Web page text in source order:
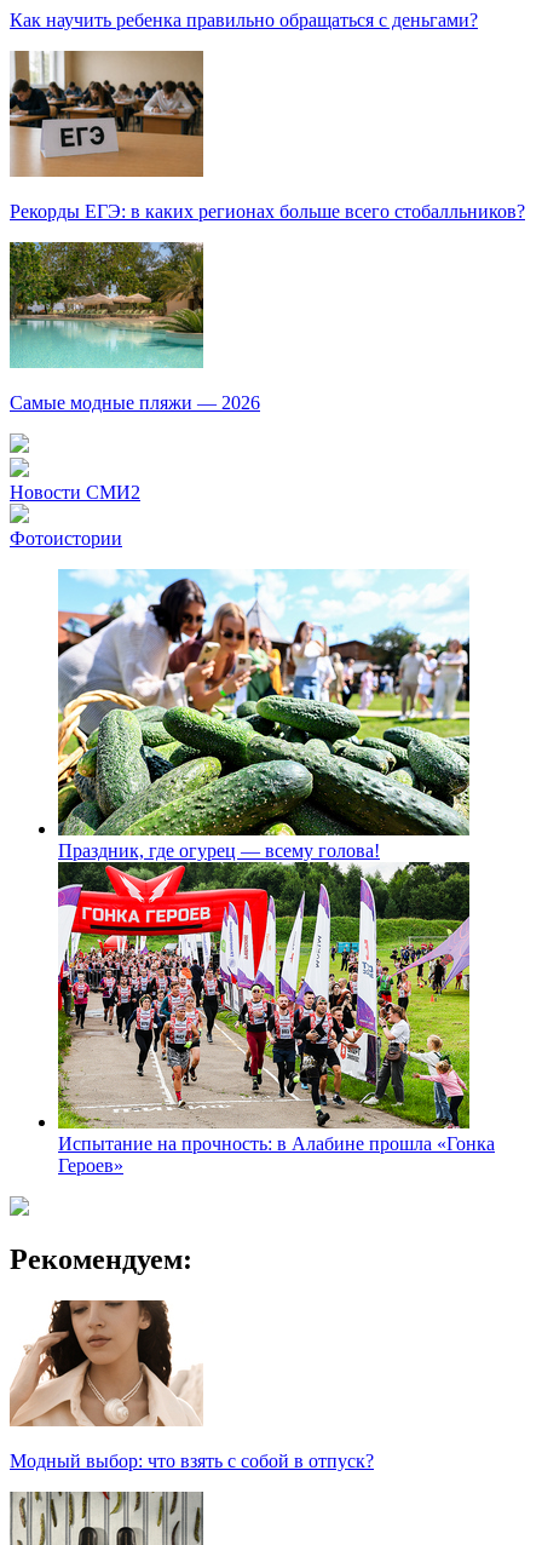
Как научить ребенка правильно обращаться с деньгами?
Рекорды ЕГЭ: в каких регионах больше всего стобалльников?
Самые модные пляжи — 2026
Новости СМИ2
Фотоистории
Праздник, где огурец — всему голова!
Испытание на прочность: в Алабине прошла «Гонка
Героев»
Рекомендуем:
Модный выбор: что взять с собой в отпуск?